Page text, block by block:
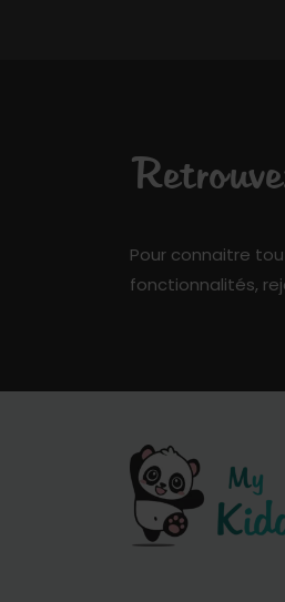
Pour connaitre
fonctionnalités,